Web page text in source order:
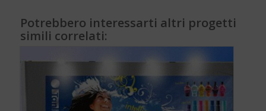
Potrebbero interessarti altri progetti
simili correlati: